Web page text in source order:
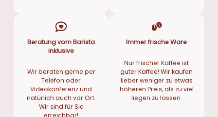
Beratung vom Barista
inklusive
Wir beraten gerne per
Telefon oder
Videokonferenz und
natürlich auch vor Ort.
Wir sind für Sie
Immer frische Ware
Nur frischer Kaffee ist
guter Kaffee! Wir kaufen
lieber weniger zu etwas
höheren Preis, als zu viel
liegen zu lassen.